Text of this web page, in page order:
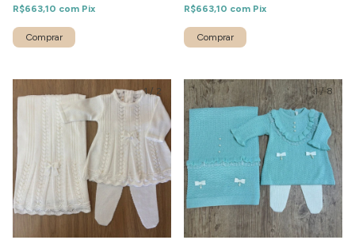
R$663,10 com Pix
Comprar
R$663,10 com Pix
Comprar
1/ 2 1/8